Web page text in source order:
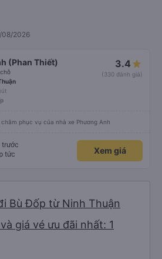
08/2026
(Phan Thiết) 3.4
(330 đánh giá)
phục vụ của nhà xe Phương Anh
trước
tức
Xem giá
Bù Đốp từ Ninh Thuận
giá vé ưu đãi nhất: 1